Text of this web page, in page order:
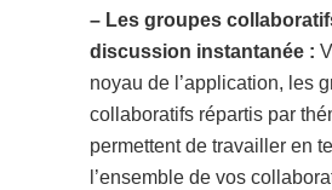
– Les groupes
discussion instantanée :
noyau de l’application, les
collaboratifs répartis par
permettent de travailler en
l’ensemble de vos